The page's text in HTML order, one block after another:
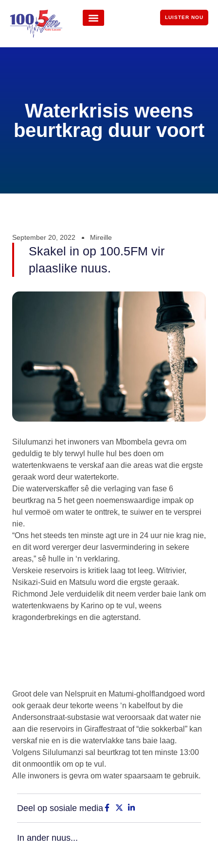
LUISTER NOU
Waterkrisis weens
beurtkrag duur voort
September 20, 2022 Mireille
Skakel in op 100.5FM vir
plaaslike nuus.
Silulumanzi het inwoners van Mbombela gevra om
geduldig te bly terwyl hulle hul bes doen om
watertenkwaens te verskaf aan die areas wat die ergste
geraak word deur watertekorte.
Die waterverskaffer sê die verlaging van fase 6
beurtkrag na 5 het geen noemenswaardige impak op
hul vermoë om water te onttrek, te suiwer en te versprei
nie.
“Ons het steeds ten minste agt ure in 24 uur nie krag nie,
en dit word vererger deur lasvermindering in sekere
areas,” sê hulle in ‘n verklaring.
Verskeie reservoirs is kritiek laag tot leeg. Witrivier,
Nsikazi-Suid en Matsulu word die ergste geraak.
Richmond Jele verduidelik dit neem verder baie lank om
watertenkwaens by Karino op te vul, weens
kragonderbrekings en die agterstand.
Groot dele van Nelspruit en Matumi-gholflandgoed word
ook geraak deur tekorte weens ‘n kabelfout by die
Andersonstraat-substasie wat veroorsaak dat water nie
aan die reservoirs in Giraffestraat of “die sokkerbal” kan
verskaf nie en is die watervlakke tans baie laag.
Volgens Silulumanzi sal beurtkrag tot ten minste 13:00
dit onmoontlik om op te vul.
Alle inwoners is gevra om water spaarsaam te gebruik.
Deel op sosiale media
In ander nuus...